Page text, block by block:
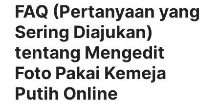
FAQ (Pertanyaan yang
Sering Diajukan)
tentang Mengedit
Foto Pakai Kemeja
Putih Online